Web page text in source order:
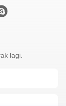
lagi.